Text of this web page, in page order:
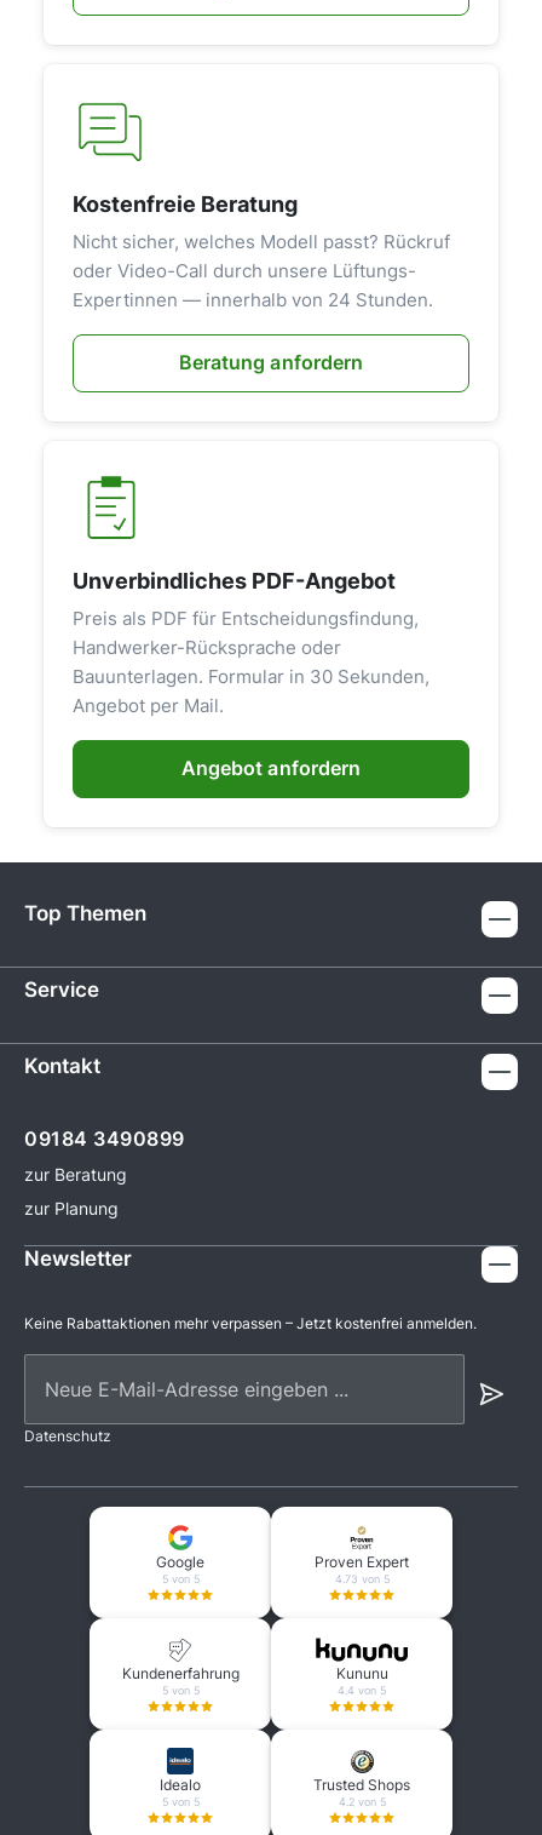
Kostenfreie Beratung
Nicht sicher, welches Modell passt? Rückruf
oder Video-Call durch unsere Lüftungs-
Expertinnen — innerhalb von 24 Stunden.
Beratung anfordern
Unverbindliches PDF-Angebot
Preis als PDF für Entscheidungsfindung,
Handwerker-Rücksprache oder
Bauunterlagen. Formular in 30 Sekunden,
Angebot per Mail.
Angebot anfordern
Top Themen
Service
Kontakt
09184 3490899
zur Beratung
zur Planung
Newsletter
Keine Rabattaktionen mehr verpassen – Jetzt kostenfrei anmelden.
Datenschutz
Google
5 von 5
Proven Expert
4.73 von 5
Kundenerfahrung
5 von 5
Kununu
4.4 von 5
Idealo
5 von 5
Trusted Shops
4.2 von 5